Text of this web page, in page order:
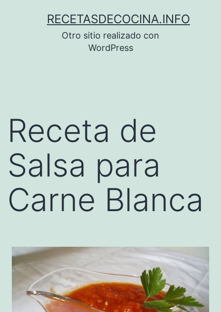
RECETASDECOCINA.INFO
Otro sitio realizado con
WordPress
Receta de
Salsa para
Carne Blanca